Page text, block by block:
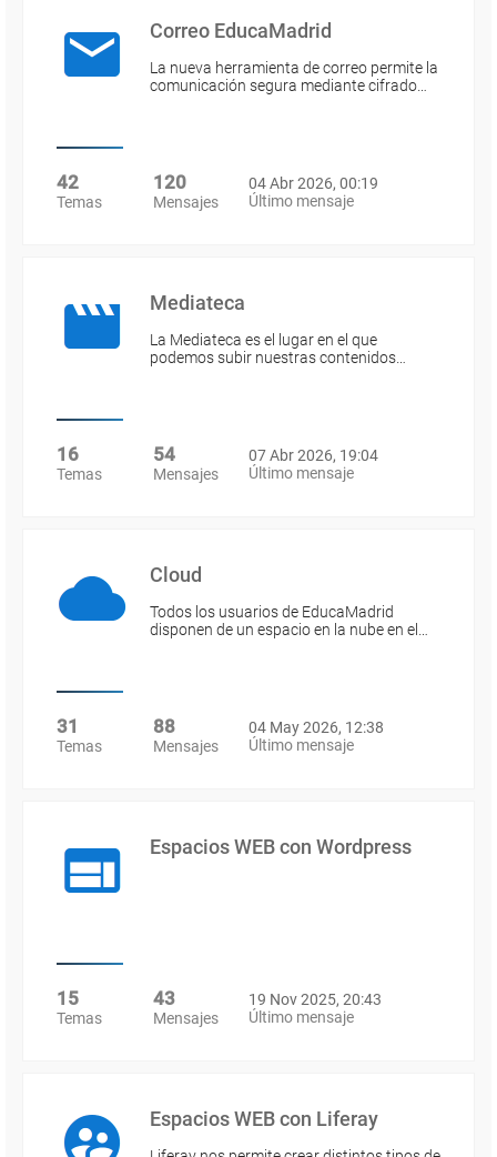
Correo EducaMadrid
La nueva herramienta de correo permite la
comunicación segura mediante cifrado…
42
Temas
120
Mensajes
04 Abr 2026, 00:19
Último mensaje
Mediateca
La Mediateca es el lugar en el que
podemos subir nuestras contenidos…
16
Temas
54
Mensajes
07 Abr 2026, 19:04
Último mensaje
Cloud
Todos los usuarios de EducaMadrid
disponen de un espacio en la nube en el…
31
Temas
88
Mensajes
04 May 2026, 12:38
Último mensaje
Espacios WEB con Wordpress
15
Temas
43
Mensajes
19 Nov 2025, 20:43
Último mensaje
Espacios WEB con Liferay